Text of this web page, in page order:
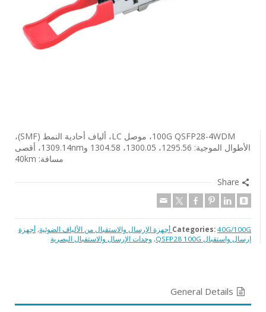
100G QSFP28-4WDM، موصل LC، ألياف أحادية النمط (SMF)،
الأطوال الموجية: 1295.56، 1300.05، 1304.58 و1309.14nm، أقصى
مسافة: 40km
Share
Categories: 40G/100G أجهزة الإرسال والاستقبال من الألياف الضوئية , أجهزة
إرسال واستقبال QSFP28 100G
, وحدات الإرسال والاستقبال البصرية
General Details